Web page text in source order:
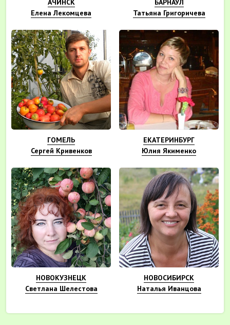
АЧИНСК
Елена Лекомцева
БАРНАУЛ
Татьяна Григоричева
ГОМЕЛЬ
Сергей Кривенков
ЕКАТЕРИНБУРГ
Юлия Якименко
НОВОКУЗНЕЦК
Светлана Шелестова
НОВОСИБИРСК
Наталья Иванцова